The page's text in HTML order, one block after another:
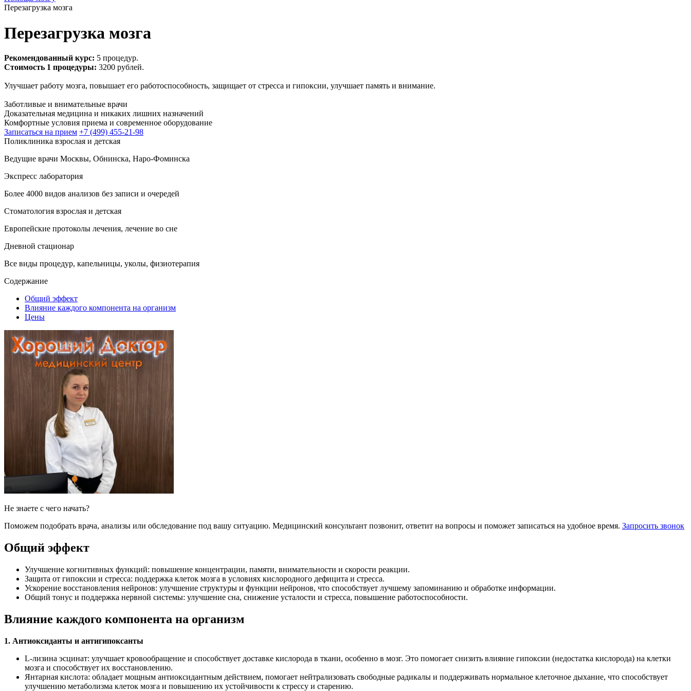
Перезагрузка мозга
Перезагрузка мозга
Рекомендованный курс: 5 процедур.
Стоимость 1 процедуры: 3200 рублей.
Улучшает работу мозга, повышает его работоспособность, защищает от стресса и гипоксии, улучшает память и внимание.
Заботливые и внимательные врачи
Доказательная медицина и никаких лишних назначений
Комфортные условия приема и современное оборудование
Записаться на прием +7 (499) 455-21-98
Поликлиника взрослая и детская
Ведущие врачи Москвы, Обнинска, Наро-Фоминска
Экспресс лаборатория
Более 4000 видов анализов без записи и очередей
Стоматология взрослая и детская
Европейские протоколы лечения, лечение во сне
Дневной стационар
Все виды процедур, капельницы, уколы, физиотерапия
Содержание
Общий эффект
Влияние каждого компонента на организм
Цены
Не знаете с чего начать?
Поможем подобрать врача, анализы или обследование под вашу ситуацию. Медицинский консультант позвонит, ответит на вопросы и поможет записаться на удобное время. Запросить звонок
Общий эффект
Улучшение когнитивных функций: повышение концентрации, памяти, внимательности и скорости реакции.
Защита от гипоксии и стресса: поддержка клеток мозга в условиях кислородного дефицита и стресса.
Ускорение восстановления нейронов: улучшение структуры и функции нейронов, что способствует лучшему запоминанию и обработке информации.
Общий тонус и поддержка нервной системы: улучшение сна, снижение усталости и стресса, повышение работоспособности.
Влияние каждого компонента на организм
1. Антиоксиданты и антигипоксанты
L-лизина эсцинат: улучшает кровообращение и способствует доставке кислорода в ткани, особенно в мозг. Это помогает снизить влияние гипоксии (недостатка кислорода) на клетки
мозга и способствует их восстановлению.
Янтарная кислота: обладает мощным антиоксидантным действием, помогает нейтрализовать свободные радикалы и поддерживать нормальное клеточное дыхание, что способствует
улучшению метаболизма клеток мозга и повышению их устойчивости к стрессу и старению.